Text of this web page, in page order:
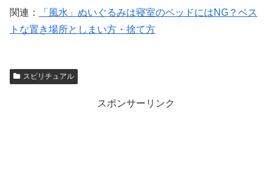
関連：
「風水」ぬいぐるみは寝室のベッドにはNG？ベス
トな置き場所としまい方・捨て方
スピリチュアル
スポンサーリンク